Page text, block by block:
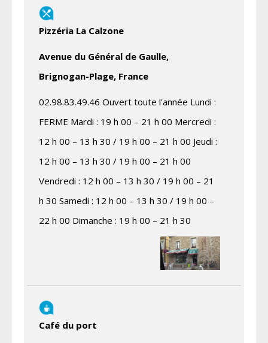
Pizzéria La Calzone
Avenue du Général de Gaulle,
Brignogan-Plage, France
02.98.83.49.46 Ouvert toute l'année Lundi :
FERME Mardi : 19 h 00 – 21 h 00 Mercredi :
12 h 00 – 13 h 30 / 19 h 00 – 21 h 00 Jeudi :
12 h 00 – 13 h 30 / 19 h 00 – 21 h 00
Vendredi : 12 h 00 – 13 h 30 / 19 h 00 – 21
h 30 Samedi : 12 h 00 – 13 h 30 / 19 h 00 –
22 h 00 Dimanche : 19 h 00 – 21 h 30
Café du port